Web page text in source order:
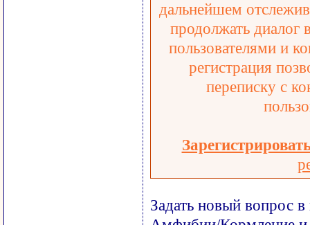
дальнейшем
продолжать диалог
пользователями и
регистрация
переписку с
Задать новый вопрос